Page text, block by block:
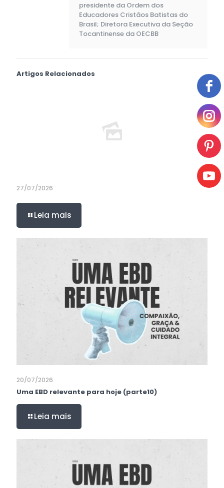
presidente da Ordem dos
Educadores Cristãos Batistas do
Brasil; Diretora Executiva da Seção
Tocantinense da OECBB
Artigos Relacionados
27/07/2026
Leia mais
20/07/2026
Uma EBD relevante para hoje (parte10)
Leia mais